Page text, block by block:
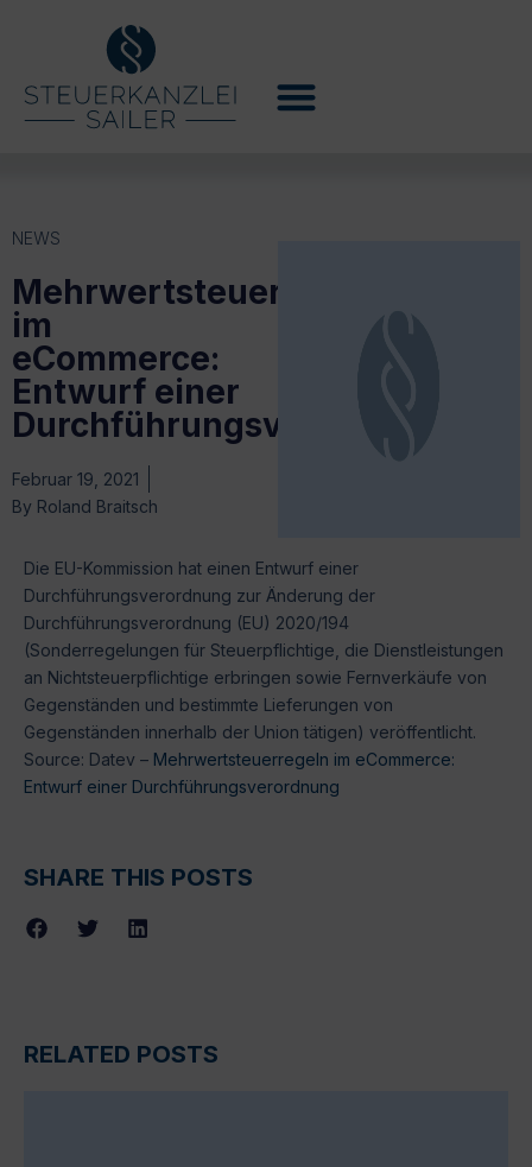
NEWS
Mehrwertsteuerregeln
im
eCommerce:
Entwurf einer
Durchführungsverordnung
Februar 19, 2021
By Roland Braitsch
Die EU-Kommission hat einen Entwurf einer
Durchführungsverordnung zur Änderung der
Durchführungsverordnung (EU) 2020/194
(Sonderregelungen für Steuerpflichtige, die Dienstleistungen
an Nichtsteuerpflichtige erbringen sowie Fernverkäufe von
Gegenständen und bestimmte Lieferungen von
Gegenständen innerhalb der Union tätigen) veröffentlicht.
Source: Datev – Mehrwertsteuerregeln im eCommerce:
Entwurf einer Durchführungsverordnung
SHARE THIS POSTS
RELATED POSTS